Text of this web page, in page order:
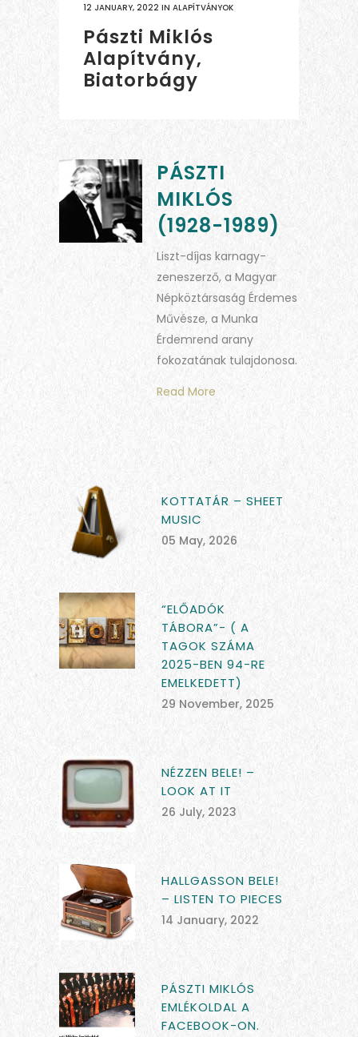
12 JANUARY, 2022 IN ALAPÍTVÁNYOK
Pászti Miklós
Alapítvány,
Biatorbágy
PÁSZTI
MIKLÓS
(1928-1989)
Liszt-díjas karnagy-
zeneszerző, a Magyar
Népköztársaság Érdemes
Művésze, a Munka
Érdemrend arany
fokozatának tulajdonosa.
Read More
KOTTATÁR – SHEET
MUSIC
05 May, 2026
“ELŐADÓK
TÁBORA”- ( A
TAGOK SZÁMA
2025-BEN 94-RE
EMELKEDETT)
29 November, 2025
NÉZZEN BELE! –
LOOK AT IT
26 July, 2023
HALLGASSON BELE!
– LISTEN TO PIECES
14 January, 2022
PÁSZTI MIKLÓS
EMLÉKOLDAL A
FACEBOOK-ON.